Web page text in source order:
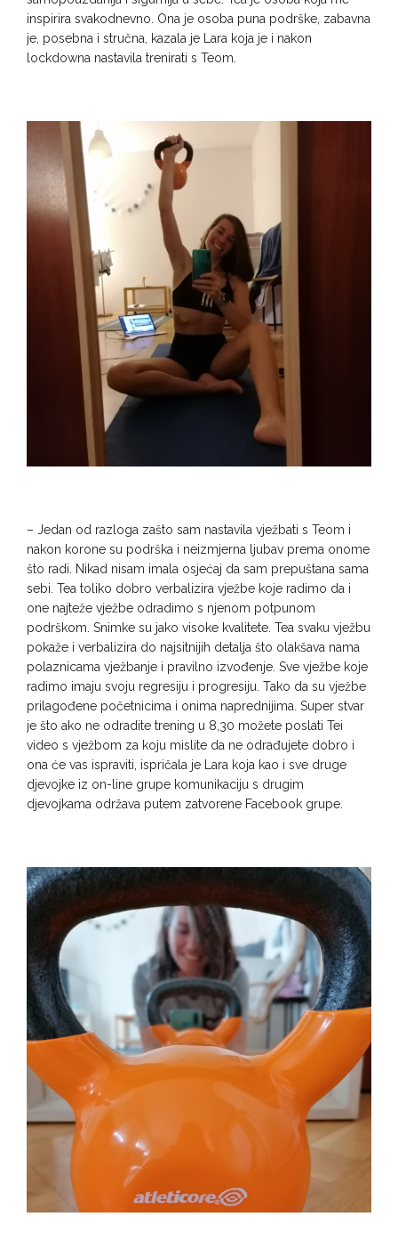
inspirira svakodnevno. Ona je osoba puna podrške, zabavna
je, posebna i stručna, kazala je Lara koja je i nakon
lockdowna nastavila trenirati s Teom.
– Jedan od razloga zašto sam nastavila vježbati s Teom i
nakon korone su podrška i neizmjerna ljubav prema onome
što radi. Nikad nisam imala osjećaj da sam prepuštana sama
sebi. Tea toliko dobro verbalizira vježbe koje radimo da i
one najteže vježbe odradimo s njenom potpunom
podrškom. Snimke su jako visoke kvalitete. Tea svaku vježbu
pokaže i verbalizira do najsitnijih detalja što olakšava nama
polaznicama vježbanje i pravilno izvođenje. Sve vježbe koje
radimo imaju svoju regresiju i progresiju. Tako da su vježbe
prilagođene početnicima i onima naprednijima. Super stvar
je što ako ne odradite trening u 8,30 možete poslati Tei
video s vježbom za koju mislite da ne odrađujete dobro i
ona će vas ispraviti, ispričala je Lara koja kao i sve druge
djevojke iz on-line grupe komunikaciju s drugim
djevojkama održava putem zatvorene Facebook grupe.